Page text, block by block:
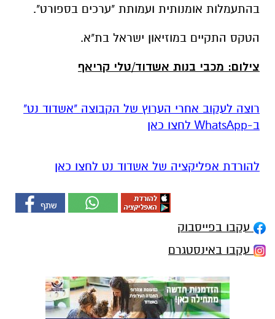
בהתעמלות אומנותית ועמותת "ערכים בספורט".
הטקס התקיים במוזיאון ישראל בת"א.
צילום: מכבי בנות אשדוד/טלי קריאף
רוצה לעקוב אחרי הערוץ של הקבוצה "אשדוד נט"
ב-WhatsApp לחצו כאן
להורדת אפליקציה של אשדוד נט לחצו כאן
עקבו בפייסבוק
עקבו באינסטגרם